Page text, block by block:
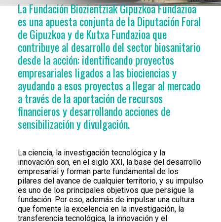
La Fundación Biozientziak Gipuzkoa Fundazioa
es una apuesta conjunta de la Diputación Foral
de Gipuzkoa y de Kutxa Fundazioa que
contribuye al desarrollo del sector biosanitario
desde la acción: identificando proyectos
empresariales ligados a las biociencias y
ayudando a esos proyectos a llegar al mercado
a través de la aportación de recursos
financieros y desarrollando acciones de
sensibilización y divulgación.
La ciencia, la investigación tecnológica y la
innovación son, en el siglo XXI, la base del desarrollo
empresarial y forman parte fundamental de los
pilares del avance de cualquier territorio, y su impulso
es uno de los principales objetivos que persigue la
fundación. Por eso, además de impulsar una cultura
que fomente la excelencia en la investigación, la
transferencia tecnológica, la innovación y el